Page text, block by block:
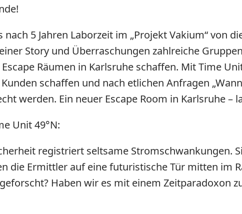
5 Jahren Laborzeit im „Projekt Vakium“ von
Story und Überraschungen zahlreiche
Räumen in Karlsruhe schaffen. Mit Time
schaffen und nach etlichen Anfragen
werden. Ein neuer Escape Room in Karlsruhe –
Unit 49°N:
registriert seltsame Stromschwankungen.
die Ermittler auf eine futuristische Tür mitten im
Haben wir es mit einem Zeitparadoxon